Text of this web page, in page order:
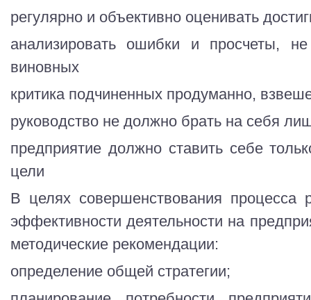
регулярно и объективно оценивать
анализировать ошибки и просчеты,
виновных
критика подчиненных продуманно,
руководство не должно брать на себя
предприятие должно ставить себе
цели
В целях совершенствования процесса
эффективности деятельности на
методические рекомендации:
определение общей стратегии;